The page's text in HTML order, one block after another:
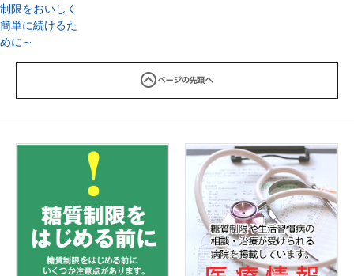
制限をおいしく
簡単に続けるた
めに～